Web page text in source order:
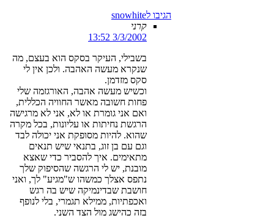
הגיבו לsnowhite
קרני
3/3/2002 13:52
בשבילי, העיקר בסקס הוא בעצם, מה
שנקרא מעשה האהבה. ולכן אין לי
סקס מזדמן.
וכשיש מעשה אהבה, האורגזמה שלי
פחות חשובה מאשר החוויה הכללית,
ואם אני גומרת או לא, אני לא מרגישה
הרגשת נחיתות או עליונות, בכל מקרה
שהוא. להיות מסופקת אני יכולה לבד
וגם עם בן זוג, בתנאי שיש תנאים
מתאימים. איך להסביר כדי שאצא
מובנת, יש לי הרגשה שהסיפוק שלך
נתפס אצלך כמשהו ש"מגיע" לך, ואני
חושבת שבדינמיקה שיש בה רגש
ואכפתיות, ממילא תגמרי, בלי לנופף
בזה כהישג מול הצד השני.